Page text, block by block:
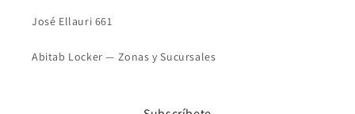
José Ellauri 661
Abitab Locker — Zonas y Sucursales